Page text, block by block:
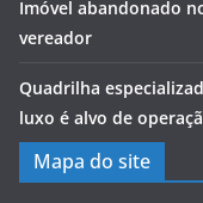
Imóvel abandonado
vereador
Quadrilha
luxo é alvo de
Mapa do site